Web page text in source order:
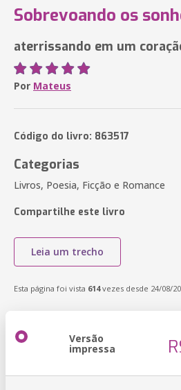
Sobrevoando os
aterrissando em um
Por Mateus
Código do livro: 863517
Categorias
Livros, Poesia, Ficção e Romance
Compartilhe este livro
Leia um trecho
Esta página foi vista 614vezes desde 24/08/
Versão
impressa